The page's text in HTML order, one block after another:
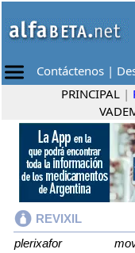
Contáctenos |
PRINCIPAL |
REVIXIL
plerixafor